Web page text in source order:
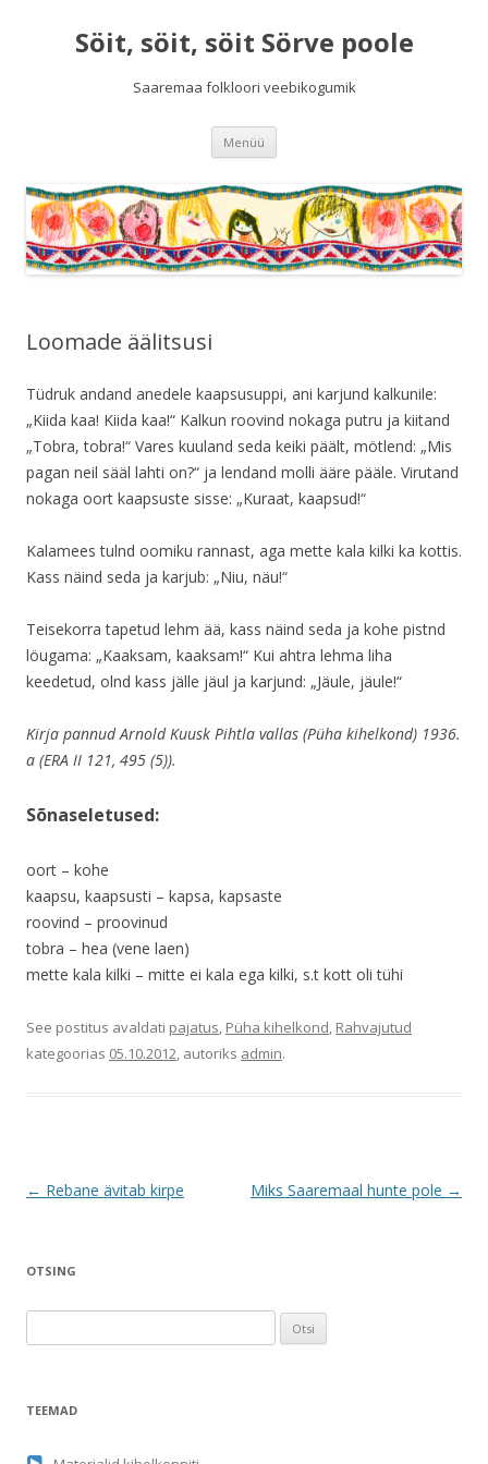
Söit, söit, söit Sörve poole
Saaremaa folkloori veebikogumik
Menüü
Loomade äälitsusi
Tüdruk andand anedele kaapsusuppi, ani karjund kalkunile:
„Kiida kaa! Kiida kaa!“ Kalkun roovind nokaga putru ja kiitand
„Tobra, tobra!“ Vares kuuland seda keiki päält, mötlend: „Mis
pagan neil sääl lahti on?“ ja lendand molli ääre pääle. Virutand
nokaga oort kaapsuste sisse: „Kuraat, kaapsud!“
Kalamees tulnd oomiku rannast, aga mette kala kilki ka kottis.
Kass näind seda ja karjub: „Niu, näu!“
Teisekorra tapetud lehm ää, kass näind seda ja kohe pistnd
löugama: „Kaaksam, kaaksam!“ Kui ahtra lehma liha
keedetud, olnd kass jälle jäul ja karjund: „Jäule, jäule!“
Kirja pannud Arnold Kuusk Pihtla vallas (Püha kihelkond) 1936.
a (ERA II 121, 495 (5)).
Sõnaseletused:
oort – kohe
kaapsu, kaapsusti – kapsa, kapsaste
roovind – proovinud
tobra – hea (vene laen)
mette kala kilki – mitte ei kala ega kilki, s.t kott oli tühi
See postitus avaldati pajatus, Püha kihelkond, Rahvajutud
kategoorias 05.10.2012, autoriks admin.
Postituste
← Rebane ävitab kirpe Miks Saaremaal hunte pole →
OTSING
t
iTEEMAD